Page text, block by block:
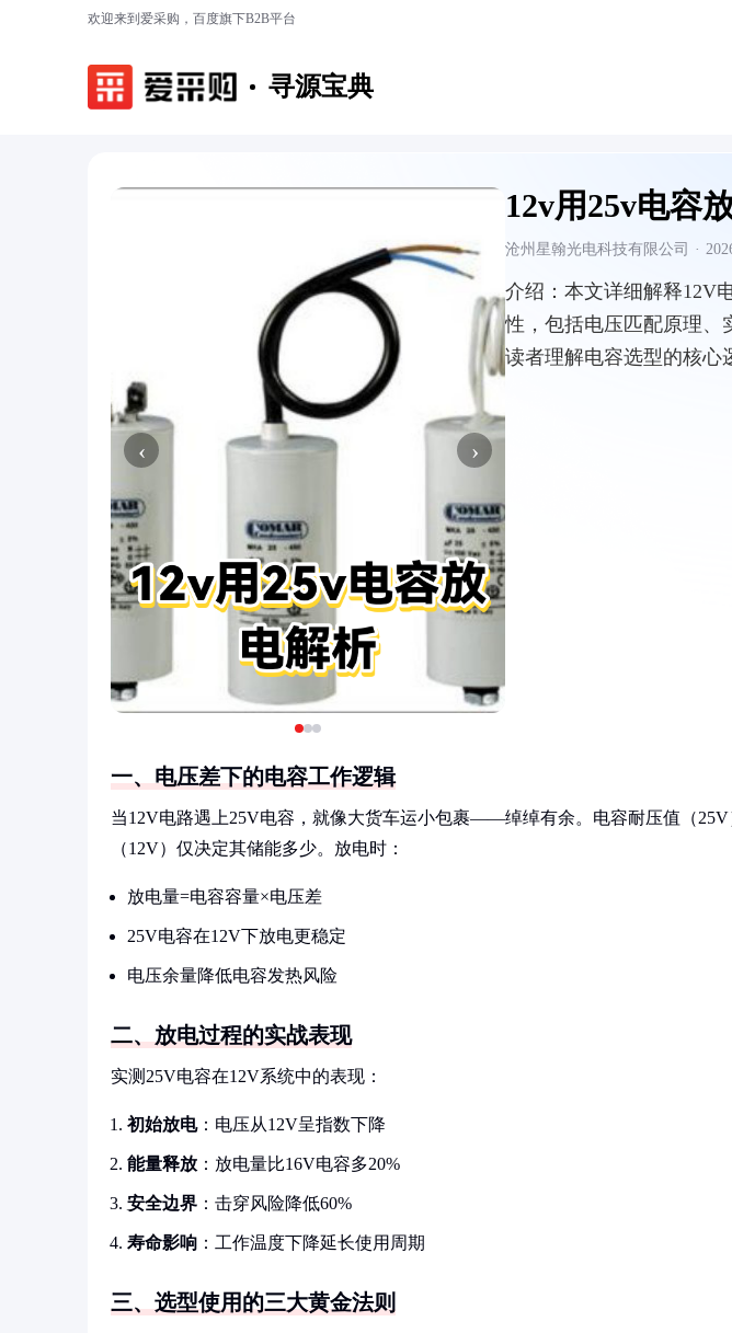
欢迎来到爱采购，百度旗下B2B平台
寻源宝典
‹ ›
12v用25v电容
沧州星翰光电科技有限公司 ·
介绍： 本文详细解释12V
性，包括电压匹配原理、
读者理解电容选型的核心
一、电压差下的电容工作逻辑
当12V电路遇上25V电容，就像大货车运小包裹——绰绰有余。电容耐压值（
（12V）仅决定其储能多少。放电时：
放电量=电容容量×电压差
25V电容在12V下放电更稳定
电压余量降低电容发热风险
二、放电过程的实战表现
实测25V电容在12V系统中的表现：
初始放电：电压从12V呈指数下降
能量释放 ：放电量比16V电容多20%
安全边界 ：击穿风险降低60%
寿命影响 ：工作温度下降延长使用周期
三、选型使用的三大黄金法则